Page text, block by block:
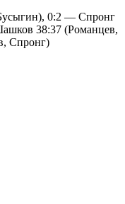
0:2 — Спронг
38:37 (Романцев,
Спронг)